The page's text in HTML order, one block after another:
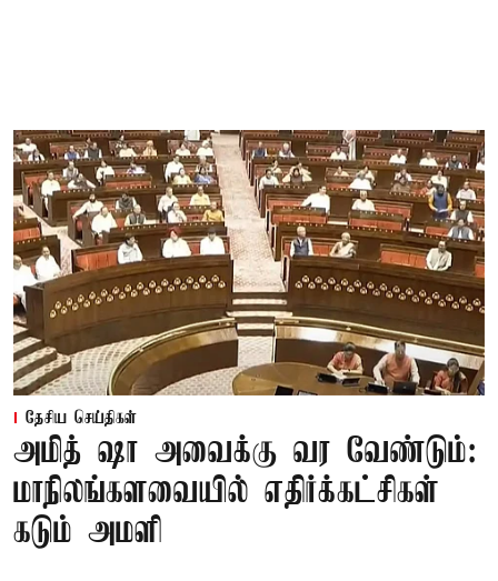
தேசிய செய்திகள்
அமித் ஷா அவைக்கு வர வேண்டும்:
மாநிலங்களவையில் எதிர்க்கட்சிகள்
கடும் அமளி